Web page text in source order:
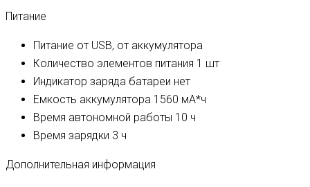
Питание
Питание от USB, от аккумулятора
Количество элементов питания 1 шт
Индикатор заряда батареи нет
Емкость аккумулятора 1560 мА*ч
Время автономной работы 10 ч
Время зарядки 3 ч
Дополнительная информация